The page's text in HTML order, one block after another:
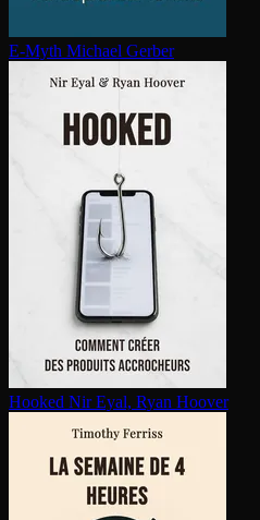
E-Myth Michael Gerber
Hooked Nir Eyal, Ryan Hoover